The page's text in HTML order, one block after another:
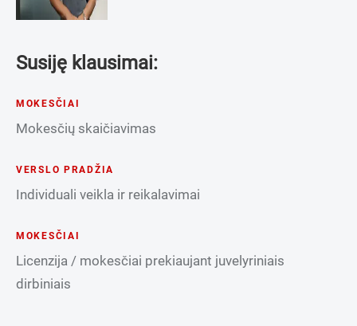
Susiję klausimai:
MOKESČIAI
Mokesčių skaičiavimas
VERSLO PRADŽIA
Individuali veikla ir reikalavimai
MOKESČIAI
Licenzija / mokesčiai prekiaujant juvelyriniais
dirbiniais